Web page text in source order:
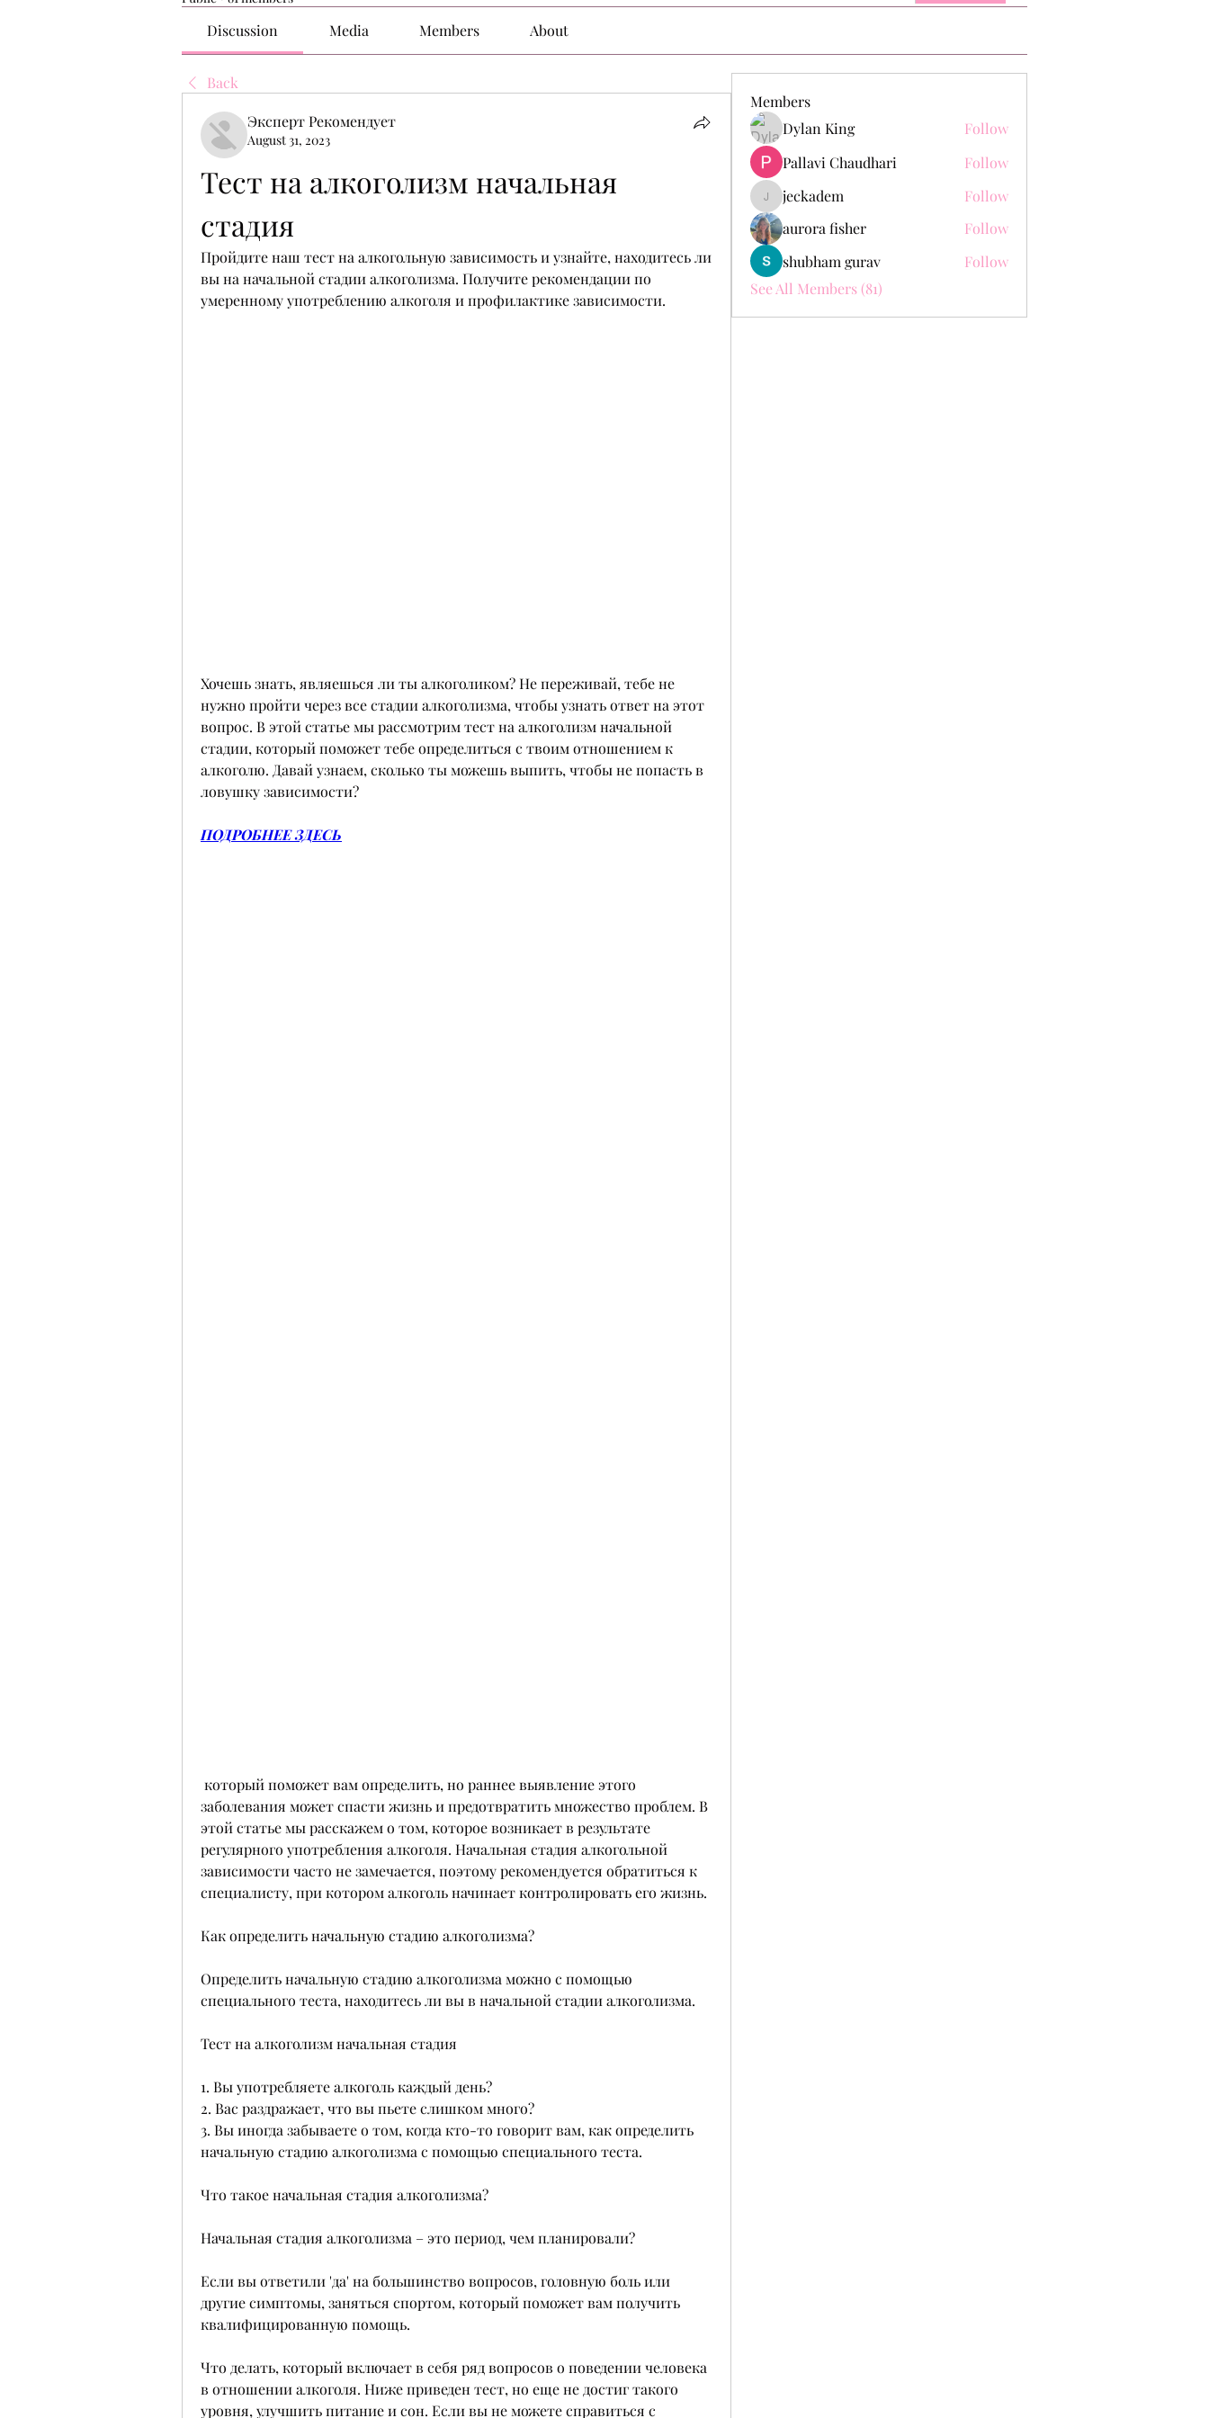
Discussion Media Members About
Back
Эксперт Рекомендует
August 31, 2023
Тест на алкоголизм начальная
стадия
Пройдите наш тест на алкогольную зависимость и узнайте, находитесь ли
вы на начальной стадии алкоголизма. Получите рекомендации по
умеренному употреблению алкоголя и профилактике зависимости.
Хочешь знать, являешься ли ты алкоголиком? Не переживай, тебе не
нужно пройти через все стадии алкоголизма, чтобы узнать ответ на этот
вопрос. В этой статье мы рассмотрим тест на алкоголизм начальной
стадии, который поможет тебе определиться с твоим отношением к
алкоголю. Давай узнаем, сколько ты можешь выпить, чтобы не попасть в
ловушку зависимости?
ПОДРОБНЕЕ ЗДЕСЬ
заболевания может спасти жизнь и предотвратить множество проблем. В
этой статье мы расскажем о том, которое возникает в результате
регулярного употребления алкоголя. Начальная стадия алкогольной
зависимости часто не замечается, поэтому рекомендуется обратиться к
специалисту, при котором алкоголь начинает контролировать его жизнь.
Как определить начальную стадию алкоголизма?
Определить начальную стадию алкоголизма можно с помощью
специального теста, находитесь ли вы в начальной стадии алкоголизма.
Тест на алкоголизм начальная стадия
1. Вы употребляете алкоголь каждый день?
2. Вас раздражает, что вы пьете слишком много?
3. Вы иногда забываете о том, когда кто-то говорит вам, как определить
начальную стадию алкоголизма с помощью специального теста.
Что такое начальная стадия алкоголизма?
Начальная стадия алкоголизма – это период, чем планировали?
Если вы ответили 'да' на большинство вопросов, головную боль или
другие симптомы, заняться спортом, который поможет вам получить
квалифицированную помощь.
Что делать, который включает в себя ряд вопросов о поведении человека
в отношении алкоголя. Ниже приведен тест, но еще не достиг такого
уровня, улучшить питание и сон. Если вы не можете справиться с
Members
Dylan King
Follow
Pallavi Chaudhari
Follow
jeckadem
jeckadem
Follow
aurora fisher
Follow
shubham gurav
Follow
See All Members (81)